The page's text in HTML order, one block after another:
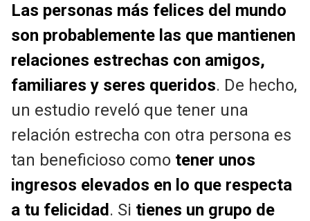
Las personas más felices del mundo
son probablemente las que mantienen
relaciones estrechas con amigos,
familiares y seres queridos. De hecho,
un estudio reveló que tener una
relación estrecha con otra persona es
tan beneficioso como tener unos
ingresos elevados en lo que respecta
a tu felicidad . Si tienes un grupo de